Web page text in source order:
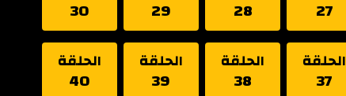
27
28
29
30
الحلقة
37
الحلقة
38
الحلقة
39
الحلقة
40